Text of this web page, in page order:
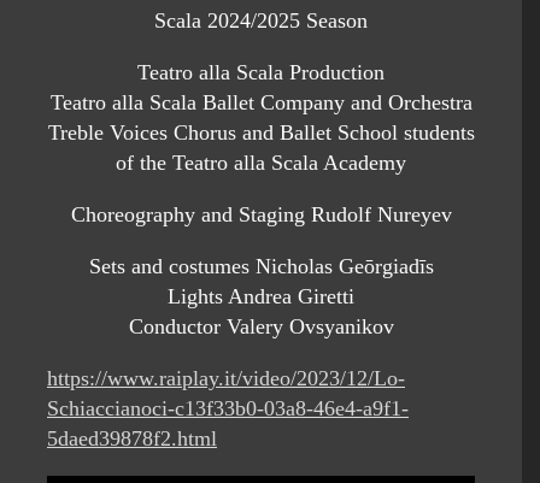
Scala 2024/2025 Season
Teatro alla Scala Production
Teatro alla Scala Ballet Company and Orchestra
Treble Voices Chorus and Ballet School students
of the Teatro alla Scala Academy
Choreography and Staging Rudolf Nureyev
Sets and costumes Nicholas Geōrgiadīs
Lights Andrea Giretti
Conductor Valery Ovsyanikov
https://www.raiplay.it/video/2023/12/Lo-
Schiaccianoci-c13f33b0-03a8-46e4-a9f1-
5daed39878f2.html